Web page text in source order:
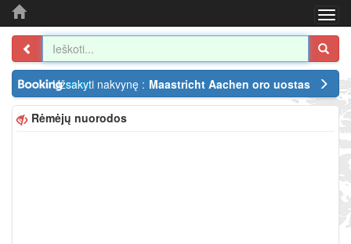
Užsakyti nakvynę : Maastricht Aachen oro uostas
Rėmėjų nuorodos